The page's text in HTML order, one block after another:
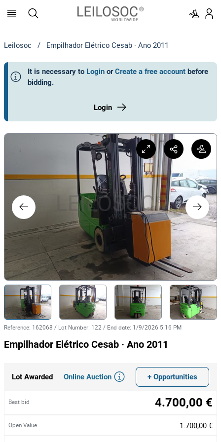
Leilosoc / Empilhador Elétrico Cesab · Ano 2011
It is necessary to Login or Create a free account before
bidding.
Login
Reference: 162068 / Lot Number: 122 / End date: 1/9/2026 5:16 PM
Empilhador Elétrico Cesab · Ano 2011
Lot Awarded Online Auction + Opportunities
Best bid 4.700,00 €
Open Value 1.700,00 €